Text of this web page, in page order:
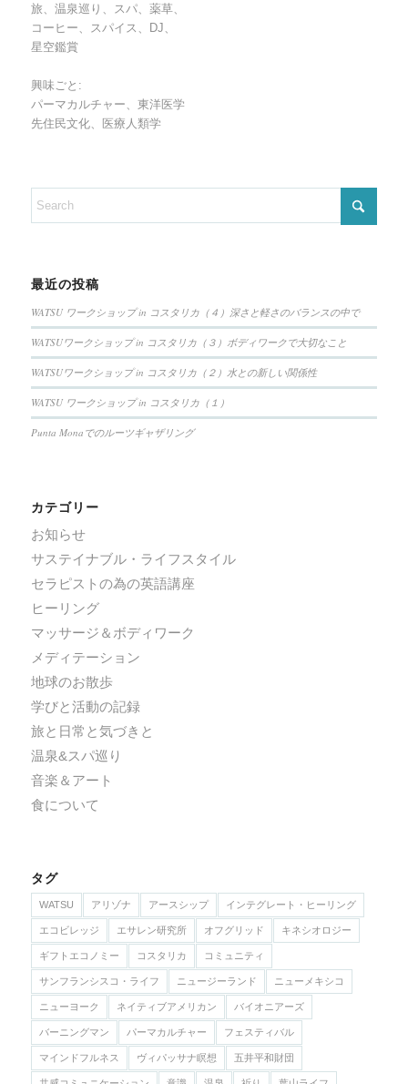
旅、温泉巡り、スパ、薬草、
コーヒー、スパイス、DJ、
星空鑑賞
興味ごと:
パーマカルチャー、東洋医学
先住民文化、医療人類学
最近の投稿
WATSU ワークショップ in コスタリカ（４）深さと軽さのバランスの中で
WATSUワークショップ in コスタリカ（３）ボディワークで大切なこと
WATSUワークショップ in コスタリカ（２）水との新しい関係性
WATSU ワークショップ in コスタリカ（１）
Punta Monaでのルーツギャザリング
カテゴリー
お知らせ
サステイナブル・ライフスタイル
セラピストの為の英語講座
ヒーリング
マッサージ＆ボディワーク
メディテーション
地球のお散歩
学びと活動の記録
旅と日常と気づきと
温泉&スパ巡り
音楽＆アート
食について
タグ
WATSU アリゾナ アースシップ インテグレート・ヒーリング
エコビレッジ エサレン研究所 オフグリッド キネシオロジー
ギフトエコノミー コスタリカ コミュニティ
サンフランシスコ・ライフ ニュージーランド ニューメキシコ
ニューヨーク ネイティブアメリカン バイオニアーズ
バーニングマン パーマカルチャー フェスティバル
マインドフルネス ヴィパッサナ瞑想 五井平和財団